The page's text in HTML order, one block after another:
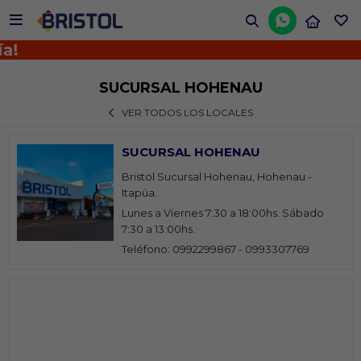


SUCURSAL HOHENAU
VER TODOS LOS LOCALES
SUCURSAL HOHENAU
Bristol Sucursal Hohenau, Hohenau -
Itapúa.
Lunes a Viernes 7:30 a 18:00hs. Sábado
7:30 a 13:00hs.
Teléfono: 0992299867 - 0993307769